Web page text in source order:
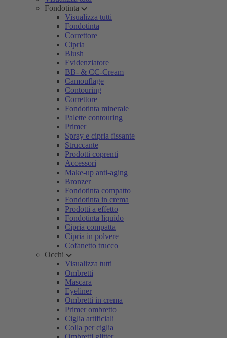
Fondotinta
Visualizza tutti
Fondotinta
Correttore
Cipria
Blush
Evidenziatore
BB- & CC-Cream
Camouflage
Contouring
Correttore
Fondotinta minerale
Palette contouring
Primer
Spray e cipria fissante
Struccante
Prodotti coprenti
Accessori
Make-up anti-aging
Bronzer
Fondotinta compatto
Fondotinta in crema
Prodotti a effetto
Fondotinta liquido
Cipria compatta
Cipria in polvere
Cofanetto trucco
Occhi
Visualizza tutti
Ombretti
Mascara
Eyeliner
Ombretti in crema
Primer ombretto
Ciglia artificiali
Colla per ciglia